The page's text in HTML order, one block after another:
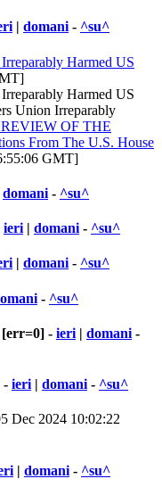
| domani - ^su^
Harmed US
Harmed US
Union Irreparably
OF THE
From The U.S. House
GMT]
domani - ^su^
ieri | domani - ^su^
| domani - ^su^
- ^su^
[err=0] - ieri | domani -
- ieri | domani - ^su^
Dec 2024 10:02:22
| domani - ^su^